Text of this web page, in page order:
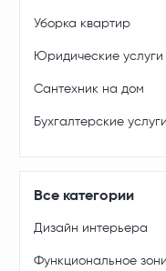
Уборка квартир
Юридические услуги
Сантехник на дом
Бухгалтерские услуги
Все категории
Дизайн интерьера
Функциональное